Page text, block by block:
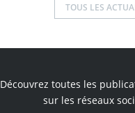
TOUS LES
Découvrez toutes les
sur les réseaux